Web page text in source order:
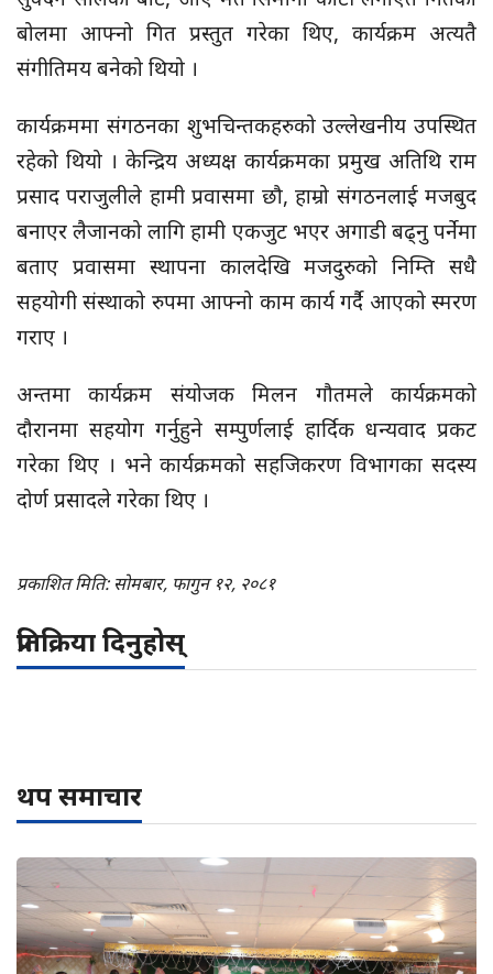
बोलमा आफ्नो गित प्रस्तुत गरेका थिए, कार्यक्रम अत्यतै
संगीतिमय बनेको थियो ।
कार्यक्रममा संगठनका शुभचिन्तकहरुको उल्लेखनीय उपस्थित
रहेको थियो । केन्द्रिय अध्यक्ष कार्यक्रमका प्रमुख अतिथि राम
प्रसाद पराजुलीले हामी प्रवासमा छौ, हाम्रो संगठनलाई मजबुद
बनाएर लैजानको लागि हामी एकजुट भएर अगाडी बढ्नु पर्नेमा
बताए प्रवासमा स्थापना कालदेखि मजदुरुको निम्ति सधै
सहयोगी संस्थाको रुपमा आफ्नो काम कार्य गर्दै आएको स्मरण
गराए ।
अन्तमा कार्यक्रम संयोजक मिलन गौतमले कार्यक्रमको
दौरानमा सहयोग गर्नुहुने सम्पुर्णलाई हार्दिक धन्यवाद प्रकट
गरेका थिए । भने कार्यक्रमको सहजिकरण विभागका सदस्य
दोर्ण प्रसादले गरेका थिए ।
प्रकाशित मिति: सोमबार, फागुन १२, २०८१
प्रतिक्रिया दिनुहोस्
थप समाचार